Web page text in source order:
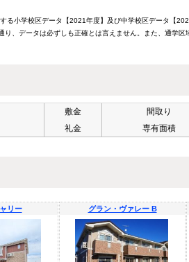
小学校区データ【2021年度】及び中学校区データ【
、データは必ずしも正確とは言えません。また、通学
敷金
礼金
間取り
専有面積
リー グラン・ヴァレー B